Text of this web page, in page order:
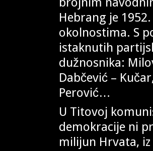
Hebrang je
okolnostima. S
istaknutih
dužnosnika:
Dabčević –
Perović…
U Titovoj
demokracije ni
milijun Hrvata,